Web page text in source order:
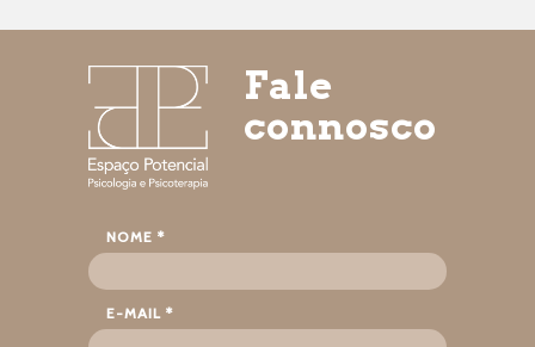
Fale
connosco
NOME *
E-MAIL *